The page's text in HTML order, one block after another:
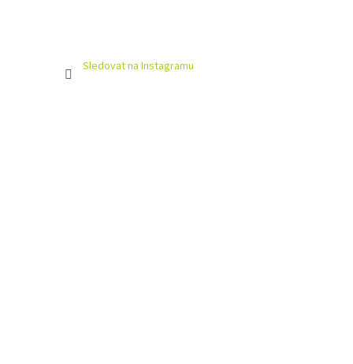
Sledovat na Instagramu